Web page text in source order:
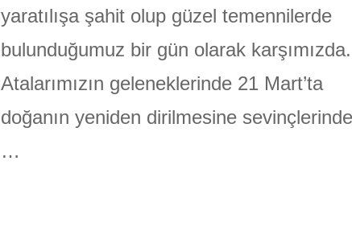
yaratılışa şahit olup güzel temennilerde
bulunduğumuz bir gün olarak karşımızda.
Atalarımızın geleneklerinde 21 Mart’ta
doğanın yeniden dirilmesine
…